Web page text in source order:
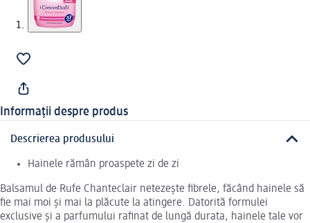
Informații despre produs
Descrierea produsului
Hainele rămân proaspete zi de zi
Balsamul de Rufe Chanteclair netezește fibrele, făcând hainele să
fie mai moi și mai la plăcute la atingere. Datorită formulei
exclusive și a parfumului rafinat de lungă durata, hainele tale vor